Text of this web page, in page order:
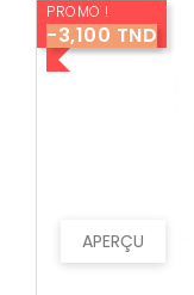
APERÇU
PROMO !
-3,100 TND